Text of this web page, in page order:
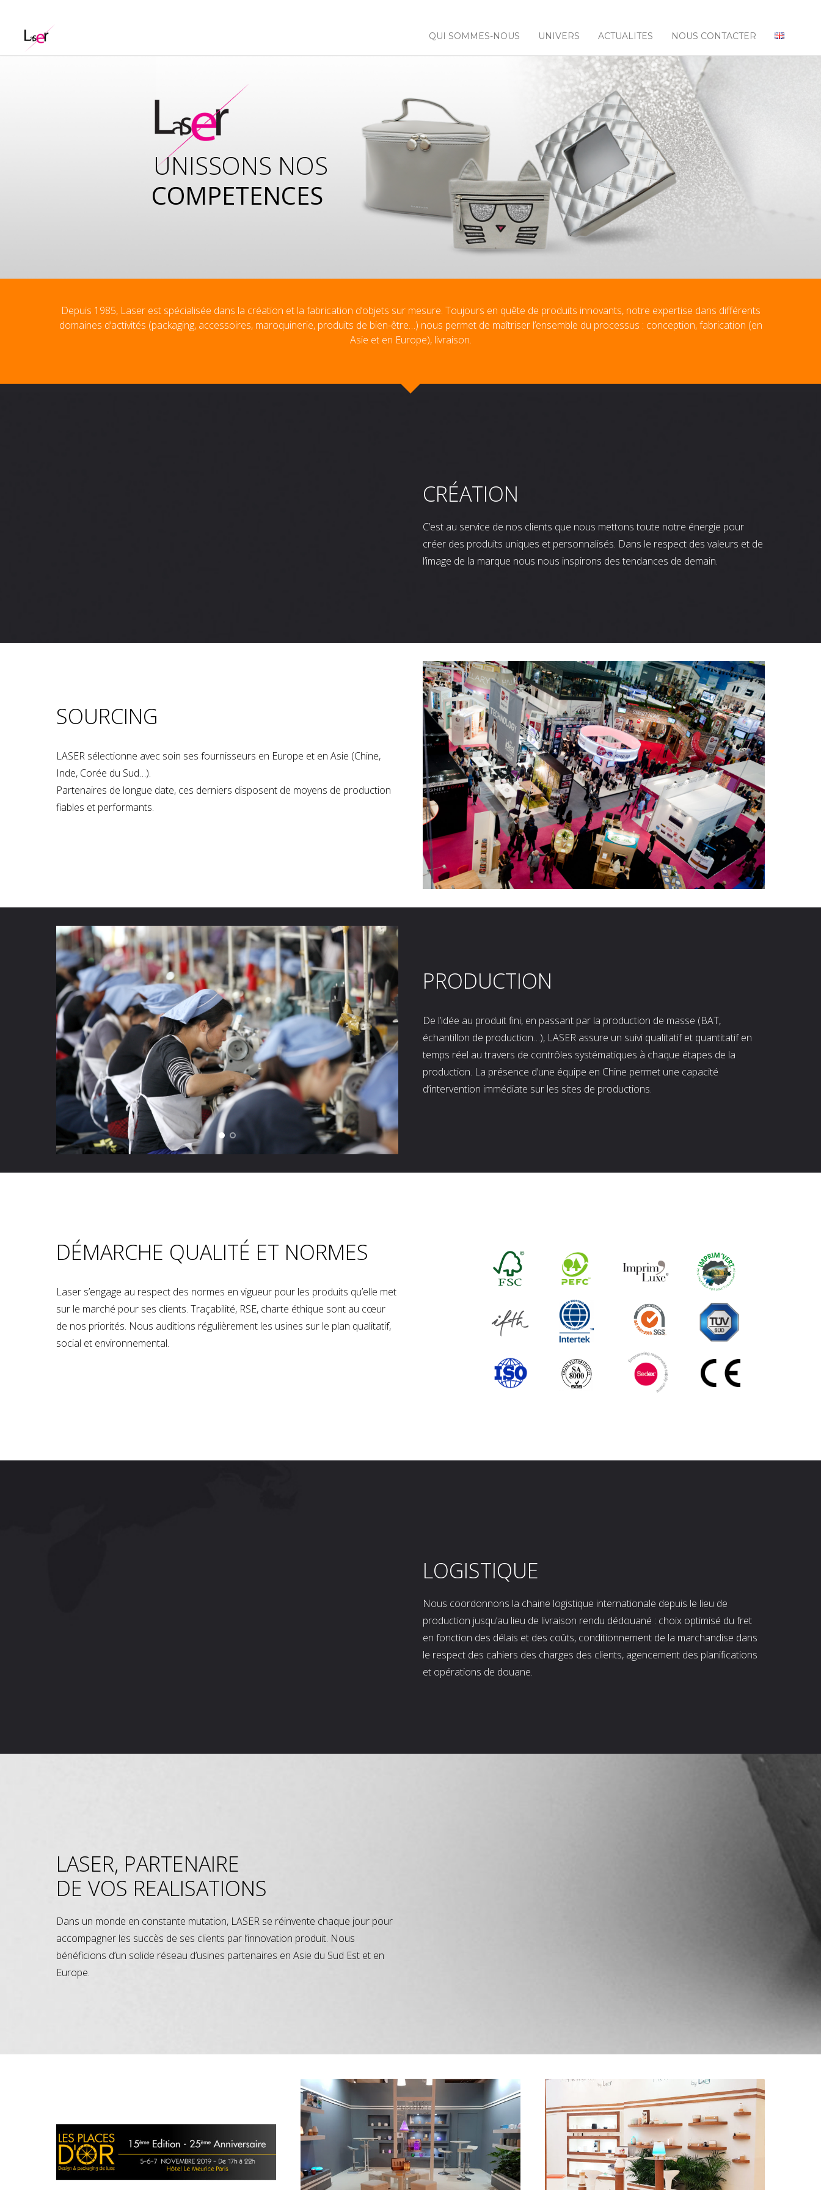
QUI SOMMES-NOUS UNIVERS ACTUALITES NOUS CONTACTER
COMPETENCES
UNISSONS NOS
Depuis 1985, Laser est spécialisée dans la création et la fabrication d’objets sur mesure. Toujours en quête de produits innovants, notre expertise dans différents
domaines d’activités (packaging, accessoires, maroquinerie, produits de bien-être…) nous permet de maîtriser l’ensemble du processus : conception, fabrication (en
Asie et en Europe), livraison.
CRÉATION
C’est au service de nos clients que nous mettons toute notre énergie pour
créer des produits uniques et personnalisés. Dans le respect des valeurs et de
l’image de la marque nous nous inspirons des tendances de demain.
SOURCING
LASER sélectionne avec soin ses fournisseurs en Europe et en Asie (Chine,
Inde, Corée du Sud…).
Partenaires de longue date, ces derniers disposent de moyens de production
fiables et performants.
PRODUCTION
De l’idée au produit fini, en passant par la production de masse (BAT,
échantillon de production…), LASER assure un suivi qualitatif et quantitatif en
temps réel au travers de contrôles systématiques à chaque étapes de la
production. La présence d’une équipe en Chine permet une capacité
d’intervention immédiate sur les sites de productions.
DÉMARCHE QUALITÉ ET NORMES
Laser s’engage au respect des normes en vigueur pour les produits qu’elle met
sur le marché pour ses clients. Traçabilité, RSE, charte éthique sont au cœur
de nos priorités. Nous auditions régulièrement les usines sur le plan qualitatif,
social et environnemental.
LOGISTIQUE
Nous coordonnons la chaine logistique internationale depuis le lieu de
production jusqu’au lieu de livraison rendu dédouané : choix optimisé du fret
en fonction des délais et des coûts, conditionnement de la marchandise dans
le respect des cahiers des charges des clients, agencement des planifications
et opérations de douane.
LASER, PARTENAIRE
DE VOS REALISATIONS
Dans un monde en constante mutation, LASER se réinvente chaque jour pour
accompagner les succès de ses clients par l’innovation produit. Nous
bénéficions d’un solide réseau d’usines partenaires en Asie du Sud Est et en
Europe.